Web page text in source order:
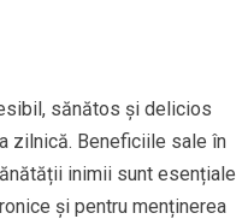
sănătos și delicios
zilnică. Beneficiile sale în
inimii sunt esențiale
și pentru menținerea